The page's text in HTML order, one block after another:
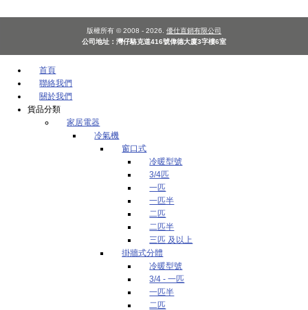
版權所有 © 2008 - 2026. 優仕直銷有限公司
公司地址：灣仔駱克道416號偉德大廈3字樓6室
首頁
聯絡我們
關於我們
貨品分類
家居電器
冷氣機
窗口式
冷暖型號
3/4匹
一匹
一匹半
二匹
二匹半
三匹 及以上
掛牆式分體
冷暖型號
3/4 - 一匹
一匹半
二匹